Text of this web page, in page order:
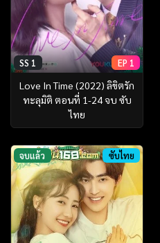
SS 1 EP 1
Love In Time (2022) ลิขิตรัก
ทะลุมิติ ตอนที่ 1-24 จบ ซับ
ไทย
จบแล้ว ซับไทย